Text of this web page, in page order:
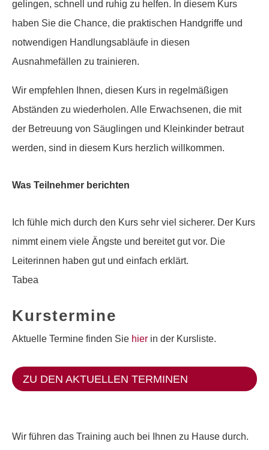
gelingen, schnell und ruhig zu helfen. In diesem Kurs
haben Sie die Chance, die praktischen Handgriffe und
notwendigen Handlungsabläufe in diesen
Ausnahmefällen zu trainieren.
Wir empfehlen Ihnen, diesen Kurs in regelmäßigen
Abständen zu wiederholen. Alle Erwachsenen, die mit
der Betreuung von Säuglingen und Kleinkinder betraut
werden, sind in diesem Kurs herzlich willkommen.
Was Teilnehmer berichten
Ich fühle mich durch den Kurs sehr viel sicherer. Der Kurs
nimmt einem viele Ängste und bereitet gut vor. Die
Leiterinnen haben gut und einfach erklärt.
Tabea
Kurstermine
Aktuelle Termine finden Sie hier in der Kursliste.
ZU DEN AKTUELLEN TERMINEN
Wir führen das Training auch bei Ihnen zu Hause durch.